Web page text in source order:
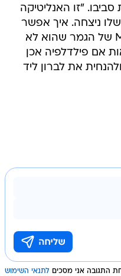
"זו האנליטיקה
ניצחה. איך אפשר
להגיד על שחקן שזכה ב-MVP של הגמר שהוא לא
אם פילדלפיה אכן
את לברון ליד
התגובה אני מסכים לתנאי השימוש